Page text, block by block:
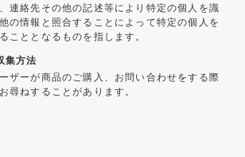
連絡先その他の記述等により特定の個人を識
の情報と照合することによって特定の個人を
こととなるものを指します。
集方法
ザーが商品のご購入、お問い合わせをする際
尋ねすることがあります。